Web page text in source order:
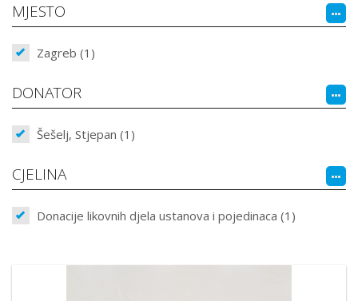
MJESTO
Zagreb (1)
DONATOR
Šešelj, Stjepan (1)
CJELINA
Donacije likovnih djela ustanova i pojedinaca (1)